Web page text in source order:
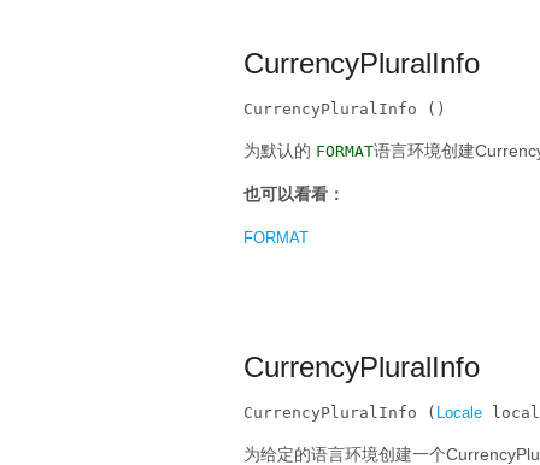
CurrencyPluralInfo
CurrencyPluralInfo ()
为默认的 FORMAT语言环境创建
也可以看看：
FORMAT
CurrencyPluralInfo
CurrencyPluralInfo ( Locale
为给定的语言环境创建一个